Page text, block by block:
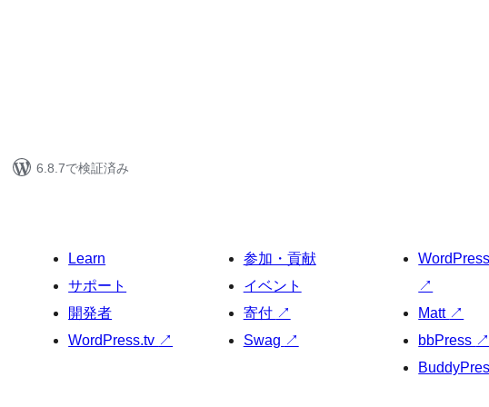
6.8.7で検証済み
Learn
サポート
開発者
WordPress.tv ↗
参加・貢献
イベント
寄付 ↗
Swag ↗
↗
Matt ↗
bbPress ↗